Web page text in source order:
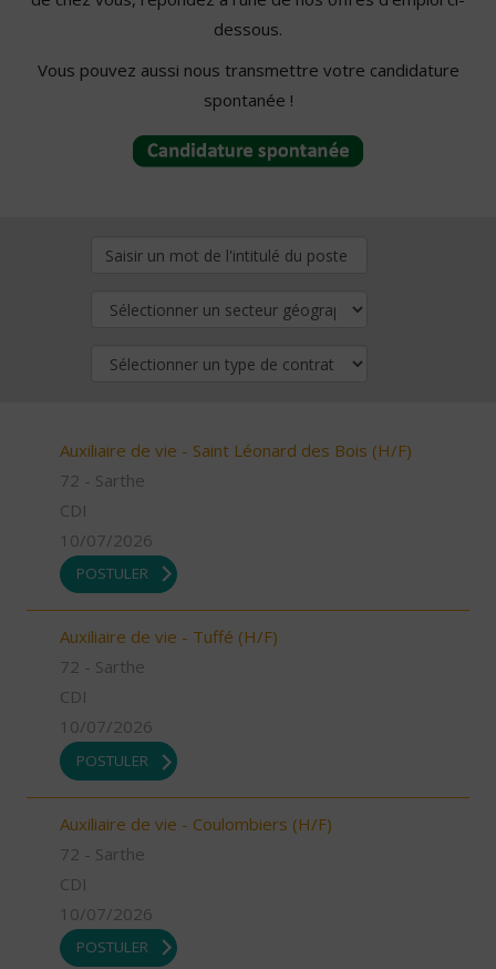
dessous.
Vous pouvez aussi nous transmettre votre candidature
spontanée !
Auxiliaire de vie - Saint Léonard des Bois (H/F)
72 - Sarthe
CDI
10/07/2026
POSTULER
Auxiliaire de vie - Tuffé (H/F)
72 - Sarthe
CDI
10/07/2026
POSTULER
Auxiliaire de vie - Coulombiers (H/F)
72 - Sarthe
CDI
10/07/2026
POSTULER